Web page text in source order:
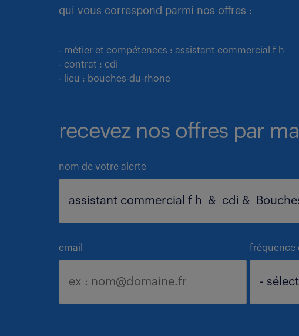
qui vous correspond parmi nos offres :
- métier et compétences : assistant commercial f h
- contrat : cdi
- lieu : bouches-du-rhone
recevez nos offres par
nom de votre alerte
email fréquence